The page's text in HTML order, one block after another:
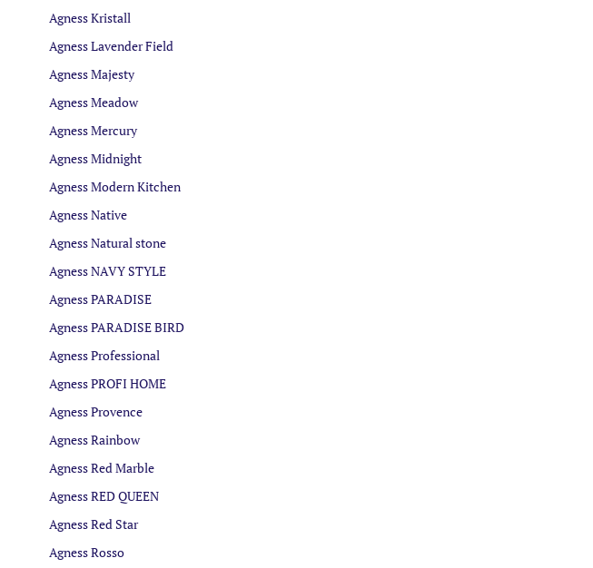
Agness Kristall
Agness Lavender Field
Agness Majesty
Agness Meadow
Agness Mercury
Agness Midnight
Agness Modern Kitchen
Agness Native
Agness Natural stone
Agness NAVY STYLE
Agness PARADISE
Agness PARADISE BIRD
Agness Professional
Agness PROFI HOME
Agness Provence
Agness Rainbow
Agness Red Marble
Agness RED QUEEN
Agness Red Star
Agness Rosso